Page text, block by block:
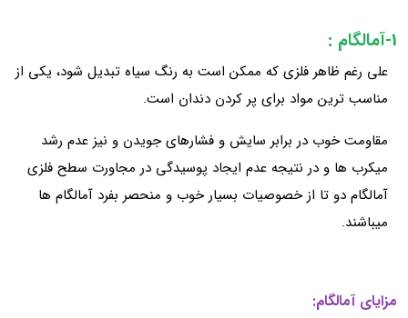
1-آمالگام :
علی رغم ظاهر فلزی که ممکن است به رنگ سیاه تبدیل شود، یکی از
مناسب ترین مواد برای پر کردن دندان است.
مقاومت خوب در برابر سایش و فشارهای جویدن و نیز عدم رشد
میکرب ها و در نتیجه عدم ایجاد پوسیدگی در مجاورت سطح فلزی
آمالگام دو تا از خصوصیات بسیار خوب و منحصر بفرد آمالگام ها
میباشند.
مزایای آمالگام: